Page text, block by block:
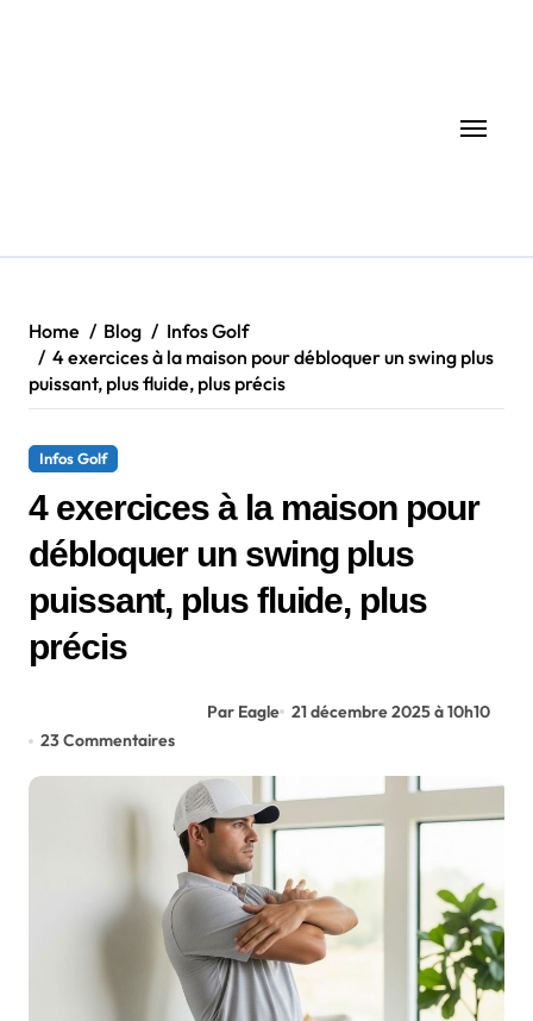
Home Blog
Infos Golf
4 exercices à la maison pour débloquer un swing plus
puissant, plus fluide, plus précis
Infos Golf
4 exercices à la maison pour
débloquer un swing plus
puissant, plus fluide, plus
précis
Par Eagle 21 décembre 2025 à 10h10
23 Commentaires